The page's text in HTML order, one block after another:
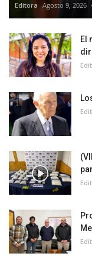
Editora Agosto 9, 2026
El